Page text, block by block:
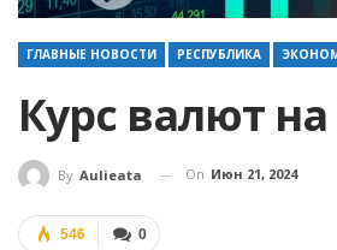
ГЛАВНЫЕ НОВОСТИ РЕСПУБЛИКА
Курс валют
By Aulieata On Июн 21, 2024
0
546